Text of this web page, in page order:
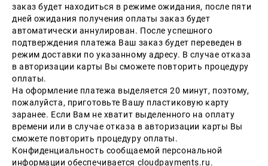
заказ будет находиться в режиме ожидания, после пяти
дней ожидания получения оплаты заказ будет
автоматически аннулирован. После успешного
подтверждения платежа Ваш заказ будет переведен в
режим доставки по указанному адресу. В случае отказа
в авторизации карты Вы сможете повторить процедуру
оплаты.
На оформление платежа выделяется 20 минут, поэтому,
пожалуйста, приготовьте Вашу пластиковую карту
заранее. Если Вам не хватит выделенного на оплату
времени или в случае отказа в авторизации карты Вы
сможете повторить процедуру оплаты.
Конфиденциальность сообщаемой персональной
информации обеспечивается cloudpayments.ru.